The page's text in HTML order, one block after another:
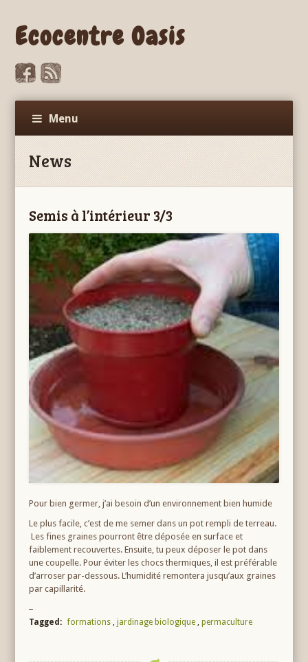
Ecocentre Oasis
Menu
News
Semis à l’intérieur 3/3
Pour bien germer, j’ai besoin d’un environnement bien humide
Le plus facile, c’est de me semer dans un pot rempli de terreau.
Les fines graines pourront être déposée en surface et
faiblement recouvertes. Ensuite, tu peux déposer le pot dans
une coupelle. Pour éviter les chocs thermiques, il est préférable
d’arroser par-dessous. L’humidité remontera jusqu’aux graines
par capillarité.
Tagged: formations ,jardinage biologique ,permaculture